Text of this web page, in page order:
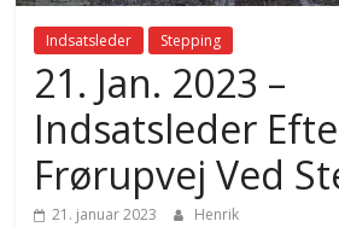
Indsatsleder Stepping
21. Jan. 2023 –
Indsatsleder
Frørupvej Ved
21. januar 2023 Henrik